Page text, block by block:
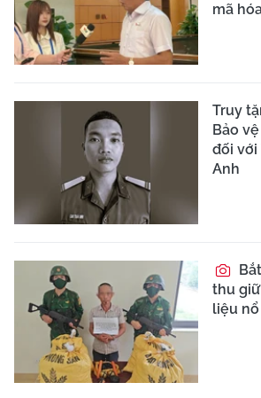
mã
Truy
Bảo
đối với
Anh
thu
liệu nổ